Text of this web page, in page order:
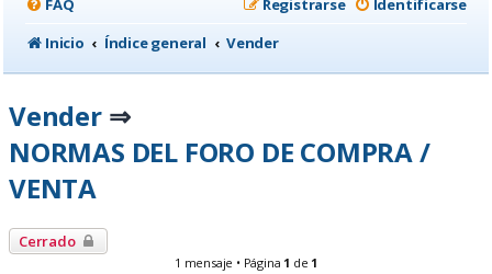
FAQ Identificarse
Registrarse
Inicio
Índice general Vender
Vender⇒
NORMAS DEL FORO DE COMPRA /
VENTA
Cerrado
1 mensaje • Página 1 de 1